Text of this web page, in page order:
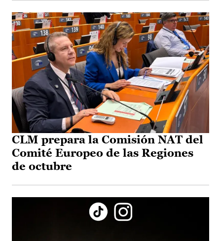
CLM prepara la Comisión NAT del
Comité Europeo de las Regiones
de octubre